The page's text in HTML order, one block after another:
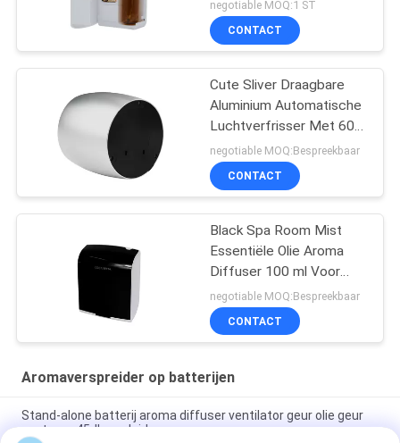
negotiable MOQ:1 ST
CONTACT
Cute Sliver Draagbare
Aluminium Automatische
Luchtverfrisser Met 60
ml Glasfles
negotiable MOQ:Bespreekbaar
CONTACT
Black Spa Room Mist
Essentiële Olie Aroma
Diffuser 100 ml Voor
Aroma Marketing
negotiable MOQ:Bespreekbaar
CONTACT
Aromaverspreider op batterijen
Stand-alone batterij aroma diffuser ventilator geur olie geur
systeem 45dba geluid